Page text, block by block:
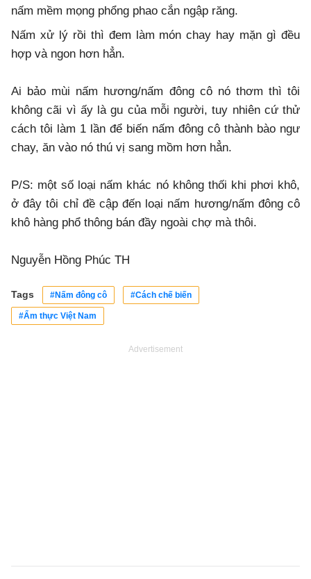
nấm mềm mọng phổng phao cắn ngập răng.
Nấm xử lý rồi thì đem làm món chay hay mặn gì đều
hợp và ngon hơn hẳn.
Ai bảo mùi nấm hương/nấm đông cô nó thơm thì tôi
không cãi vì ấy là gu của mỗi người, tuy nhiên cứ thử
cách tôi làm 1 lần để biến nấm đông cô thành bào ngư
chay, ăn vào nó thú vị sang mồm hơn hẳn.
P/S: một số loại nấm khác nó không thối khi phơi khô,
ở đây tôi chỉ đề cập đến loại nấm hương/nấm đông cô
khô hàng phổ thông bán đầy ngoài chợ mà thôi.
Nguyễn Hồng Phúc TH
Tags #Nấm đông cô #Cách chế biến
#Ẩm thực Việt Nam
Advertisement